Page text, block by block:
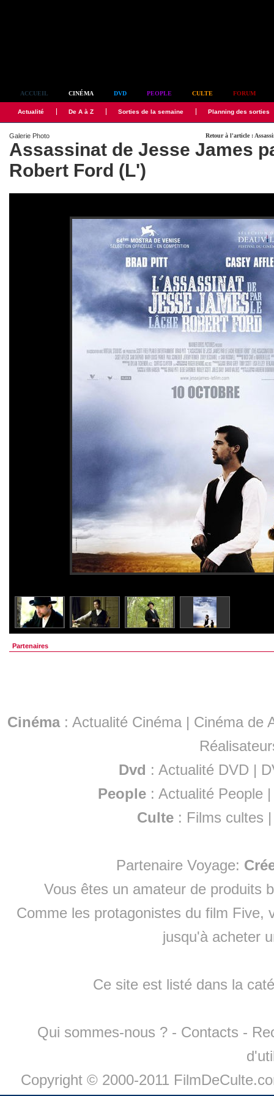
ACCUEIL CINÉMA DVD PEOPLE CULTE FORUM
Actualité De A à Z Sorties de la semaine Planning des sorties
Retour à l'article :
Galerie Photo
Assassinat de Jesse James
Robert Ford (L')
Partenaires
Cinéma: Actualité Cinéma | Cinéma de
Dvd : Actualité DVD |
People :Actualité People
Culte : Films cultes
Partenaire Voyage:
Vous êtes un amateur de produits
Comme les protagonistes du film Five,
jusqu'à acheter
Ce site est listé dans la
Qui sommes-nous ? - Contacts -
Copyright © 2000-2011